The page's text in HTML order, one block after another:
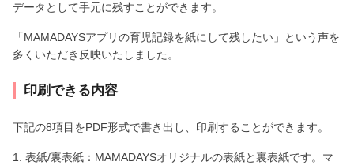
データとして手元に残すことができます。
「MAMADAYSアプリの育児記録を紙にして残したい」という声を
多くいただき反映いたしました。
印刷できる内容
下記の8項目をPDF形式で書き出し、印刷することができます。
1. 表紙/裏表紙：MAMADAYSオリジナルの表紙と裏表紙です。マ